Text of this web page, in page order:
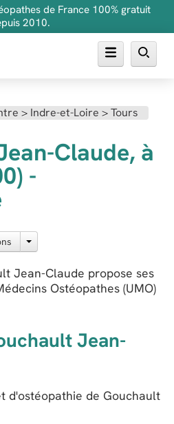
de France 100% gratuit
2010.
> Indre-et-Loire >Tours
Claude, à
-
Jean-Claude propose ses
Ostéopathes (UMO)
Jean-
d'ostéopathie de Gouchault